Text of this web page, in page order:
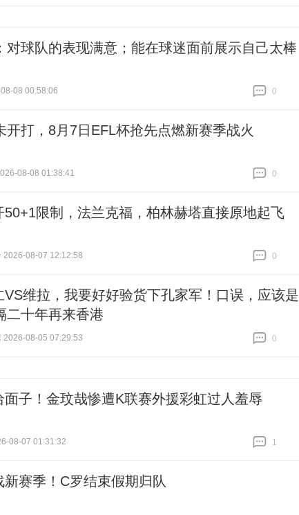
对球队的表现满意；能在球迷面前展示自己太棒
08 00:58:06
0
开打，8月7日EFL杯抢先点燃新赛季战火
08-08 01:38:41
0
50+1限制，法兰克福，柏林赫塔直接原地起飞
2026-08-07 12:12:58
0
VS维拉，我要好好验货下孔家军！口误，应该是
二十年再来香港
2026-08-05 07:29:53
0
面子！金玟哉惨遭K联赛外援彩虹过人羞辱
08-07 01:31:32
1
新赛季！C罗结束假期归队